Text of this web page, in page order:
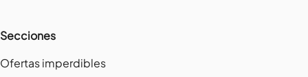
Secciones
Ofertas imperdibles